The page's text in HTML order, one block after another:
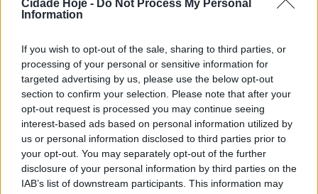
Cidade Hoje - Do Not Process My Personal
Information
If you wish to opt-out of the sale, sharing to third parties, or
processing of your personal or sensitive information for
targeted advertising by us, please use the below opt-out
section to confirm your selection. Please note that after your
opt-out request is processed you may continue seeing
interest-based ads based on personal information utilized by
us or personal information disclosed to third parties prior to
your opt-out. You may separately opt-out of the further
disclosure of your personal information by third parties on the
IAB’s list of downstream participants. This information may
A inauguração da exposição «As Formas dos
sábado, às 15h30. A mostra estará patente na Casa-
Museu Soledade Malvar até dia 30 de abril.